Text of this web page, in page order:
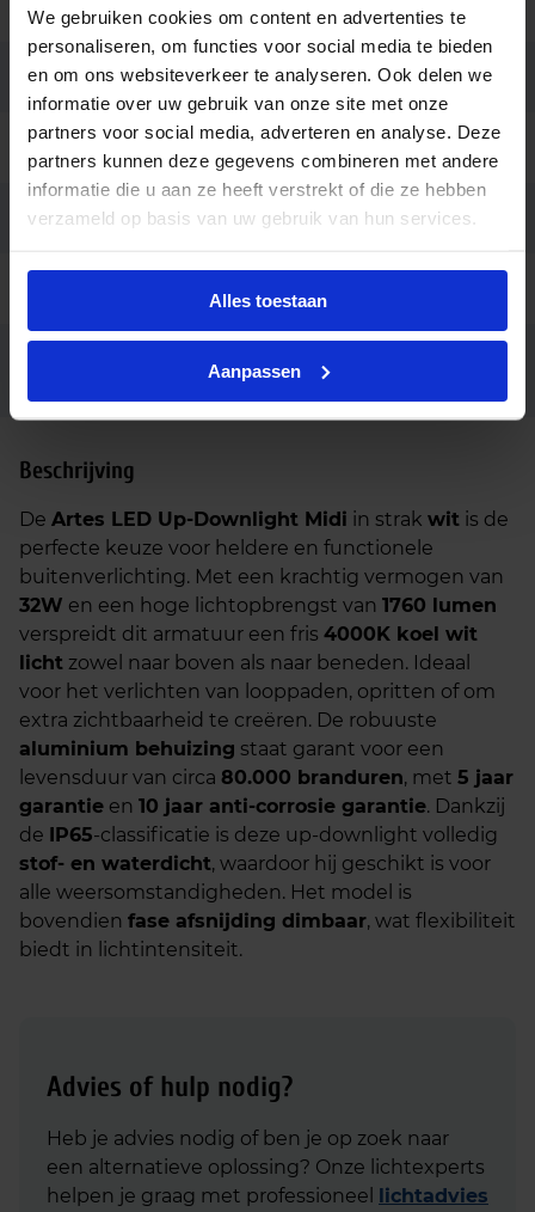
We gebruiken cookies om content en advertenties te
personaliseren, om functies voor social media te bieden
en om ons websiteverkeer te analyseren. Ook delen we
informatie over uw gebruik van onze site met onze
partners voor social media, adverteren en analyse. Deze
partners kunnen deze gegevens combineren met andere
informatie die u aan ze heeft verstrekt of die ze hebben
verzameld op basis van uw gebruik van hun services.
Alles toestaan
Aanpassen
Montage
Aansluiting Insteekconnector
Merk SG Lighting
Garantie 5 jaar (5 jaar anti corrosie)
LU131103
Artes Midi wit LED 4000K Fase
afsnijding
Beschrijving
De Artes LED Up-Downlight Midi in strak wit is de
perfecte keuze voor heldere en functionele
buitenverlichting. Met een krachtig vermogen van
32W en een hoge lichtopbrengst van 1760 lumen
verspreidt dit armatuur een fris 4000K koel wit
licht zowel naar boven als naar beneden. Ideaal
voor het verlichten van looppaden, opritten of om
extra zichtbaarheid te creëren. De robuuste
aluminium behuizing staat garant voor een
levensduur van circa 80.000 branduren, met 5 jaar
garantie en 10 jaar anti-corrosie garantie. Dankzij
de IP65-classificatie is deze up-downlight volledig
stof- en waterdicht, waardoor hij geschikt is voor
alle weersomstandigheden. Het model is
bovendien fase afsnijding dimbaar, wat flexibiliteit
biedt in lichtintensiteit.
Advies of hulp nodig?
Heb je advies nodig of ben je op zoek naar
een alternatieve oplossing? Onze lichtexperts
helpen je graag met professioneel lichtadvies